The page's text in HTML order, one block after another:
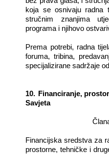
koja se osnivaju radna
stručnim znanjima
programa i njihovo
Prema potrebi, radna
foruma, tribina,
specijalizirane sadržaje
10. Financiranje,
Savjeta
Financijska sredstva za
prostorne, tehničke i